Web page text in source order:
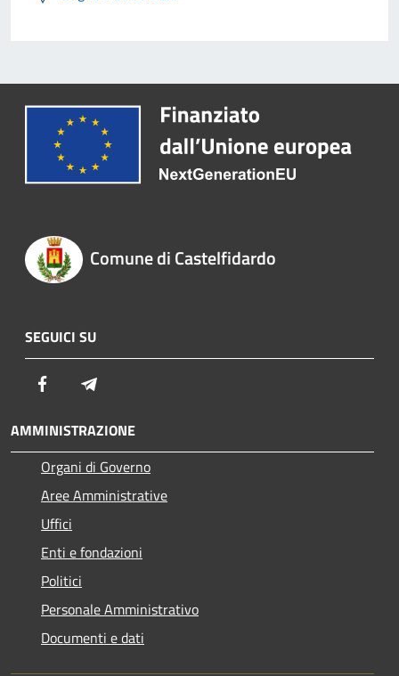
Comune di Castelfidardo
SEGUICI SU
Facebook
AMMINISTRAZIONE
Organi di Governo
Aree Amministrative
Uffici
Enti e fondazioni
Politici
Personale Amministrativo
Documenti e dati